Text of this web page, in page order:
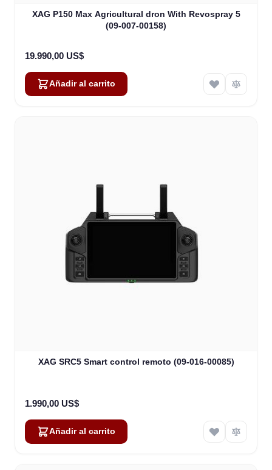
XAG P150 Max Agricultural dron With Revospray 5
(09-007-00158)
19.990,00 US$
Añadir al carrito
XAG SRC5 Smart control remoto (09-016-00085)
1.990,00 US$
Añadir al carrito